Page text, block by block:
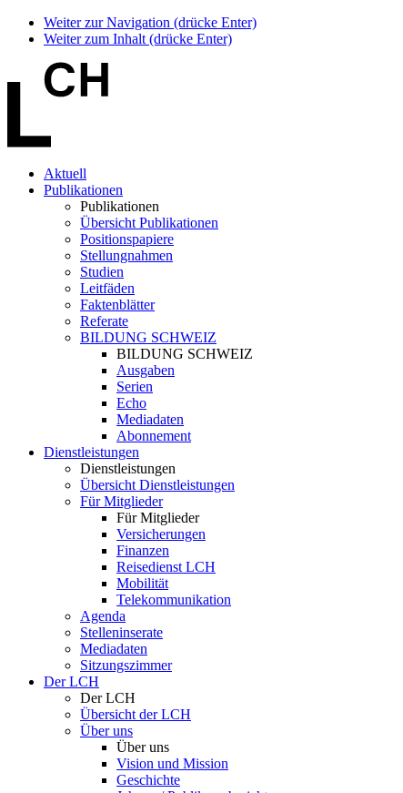
Weiter zur Navigation (drücke Enter)
Weiter zum Inhalt (drücke Enter)
Aktuell
Publikationen
Publikationen
Übersicht Publikationen
Positionspapiere
Stellungnahmen
Studien
Leitfäden
Faktenblätter
Referate
BILDUNG SCHWEIZ
BILDUNG SCHWEIZ
Ausgaben
Serien
Echo
Mediadaten
Abonnement
Dienstleistungen
Dienstleistungen
Übersicht Dienstleistungen
Für Mitglieder
Für Mitglieder
Versicherungen
Finanzen
Reisedienst LCH
Mobilität
Telekommunikation
Agenda
Stelleninserate
Mediadaten
Sitzungszimmer
Der LCH
Der LCH
Übersicht der LCH
Über uns
Über uns
Vision und Mission
Geschichte